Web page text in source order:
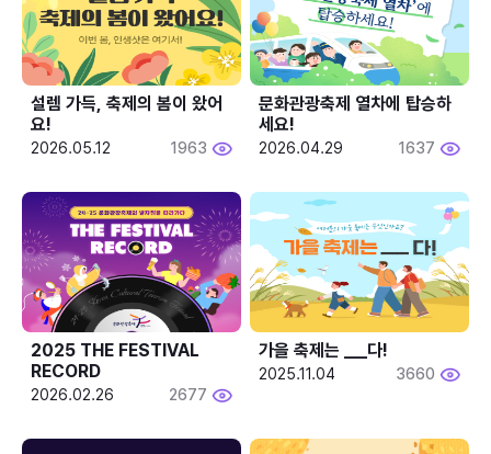
설렘 가득, 축제의 봄이 왔어
요!
2026.05.12 1963
문화관광축제 열차에 탑승하
세요!
2026.04.29 1637
2025 THE FESTIVAL
RECORD
2026.02.26 2677
2025.11.04 3660